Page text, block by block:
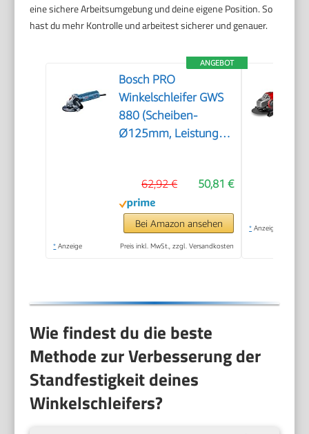
eine sichere Arbeitsumgebung und deine eigene Position. So
hast du mehr Kontrolle und arbeitest sicherer und genauer.
ANGEBOT
Bosch PRO
Winkelschleifer GWS
880 (Scheiben-
Ø125mm, Leistung
11.000 min-1, inkl.
Zusatzgriff,
Schutzhaube,
Spannmutter,
50,81 €
62,92 €
Bei Amazon ansehen
* Anzeige Preis inkl. MwSt., zzgl. Versandkosten
* Anzeige
Wie findest du die beste
Methode zur Verbesserung der
Standfestigkeit deines
Winkelschleifers?